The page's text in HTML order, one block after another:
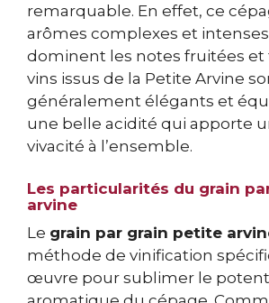
remarquable. En effet, ce
arômes complexes et
dominent les notes fruitées et
vins issus de la Petite Arvine
généralement élégants et
une belle acidité qui apporte
vivacité à l’ensemble.
Les particularités du grain
arvine
Le grain par grain petite
méthode de vinification
œuvre pour sublimer le